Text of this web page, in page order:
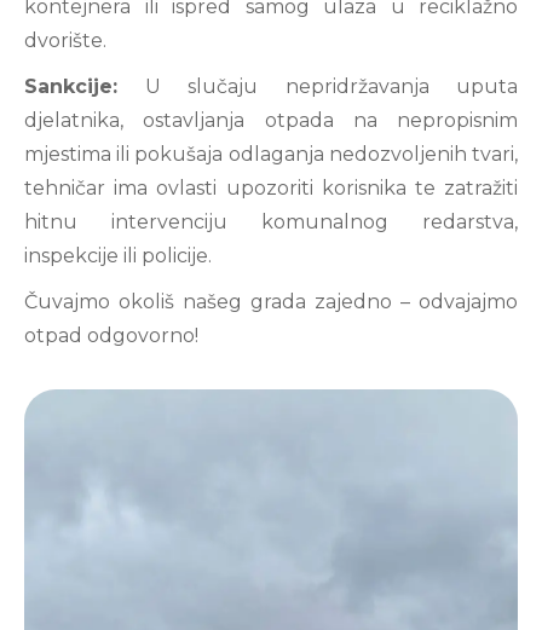
kontejnera ili ispred samog ulaza u reciklažno
dvorište.
Sankcije: U slučaju nepridržavanja uputa
djelatnika, ostavljanja otpada na nepropisnim
mjestima ili pokušaja odlaganja nedozvoljenih tvari,
tehničar ima ovlasti upozoriti korisnika te zatražiti
hitnu intervenciju komunalnog redarstva,
inspekcije ili policije.
Čuvajmo okoliš našeg grada zajedno – odvajajmo
otpad odgovorno!